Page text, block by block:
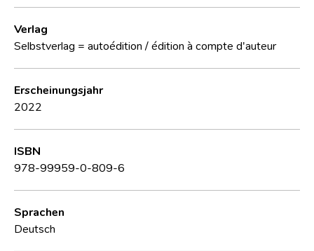
Verlag
Selbstverlag = autoédition / édition à compte d'auteur
Erscheinungsjahr
2022
ISBN
978-99959-0-809-6
Sprachen
Deutsch